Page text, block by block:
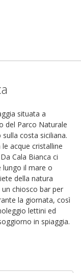
situata a
del Parco Naturale
costa siciliana.
acque cristalline
Cala Bianca ci
lungo il mare o
della natura
chiosco bar per
la giornata, così
lettini ed
in spiaggia.